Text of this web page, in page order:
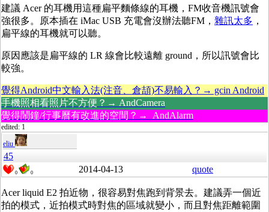
建議 Acer 的耳機用這種扁平麵條線的耳機，FM收音機訊號會
強很多。原本插在 iMac USB 充電會沒辦法聽FM， 雜訊太多 ，
扁平線的耳機就可以聽。
原因應該是扁平線的 LR 線會比較遠離 ground，所以訊號會比
較強。
覺得Android中文輸入法(注音、倉頡)不易輸入？→ gcin Android
手機照相看照片不方便？→ AndCamera
覺得鬧鐘/行事曆有改進的空間？→ AndAlarm
edited: 1
eliu
45
0 0 2014-04-13 quote
Acer liquid E2 拍近物，很容易對焦跑到背景去。建議弄一個近
拍的模式，近拍模式時對焦的區域就變小，而且對焦距離範圍